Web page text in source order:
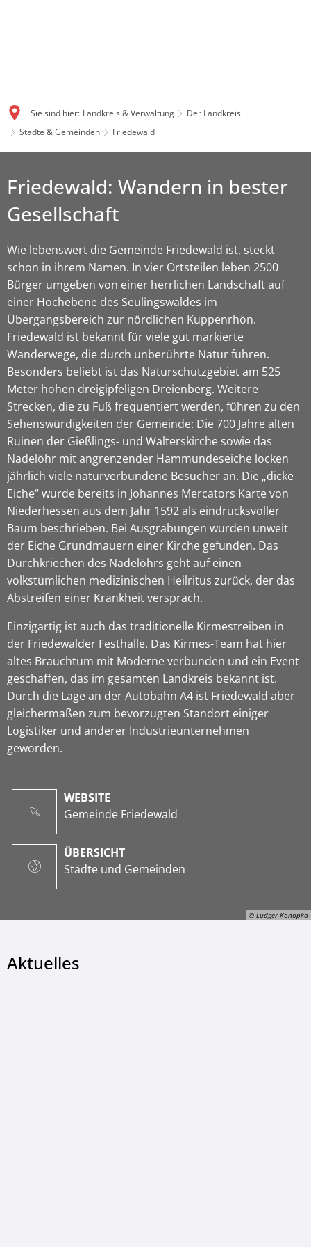
Sie sind hier: Landkreis & Verwaltung
Der Landkreis
Städte & Gemeinden
Friedewald
© Ludger Konopka
Friedewald: Wandern in bester
Gesellschaft
Wie lebenswert die Gemeinde Friedewald ist, steckt
schon in ihrem Namen. In vier Ortsteilen leben 2500
Bürger umgeben von einer herrlichen Landschaft auf
einer Hochebene des Seulingswaldes im
Übergangsbereich zur nördlichen Kuppenrhön.
Friedewald ist bekannt für viele gut markierte
Wanderwege, die durch unberührte Natur führen.
Besonders beliebt ist das Naturschutzgebiet am 525
Meter hohen dreigipfeligen Dreienberg. Weitere
Strecken, die zu Fuß frequentiert werden, führen zu den
Sehenswürdigkeiten der Gemeinde: Die 700 Jahre alten
Ruinen der Gießlings- und Walterskirche sowie das
Nadelöhr mit angrenzender Hammundeseiche locken
jährlich viele naturverbundene Besucher an. Die „dicke
Eiche“ wurde bereits in Johannes Mercators Karte von
Niederhessen aus dem Jahr 1592 als eindrucksvoller
Baum beschrieben. Bei Ausgrabungen wurden unweit
der Eiche Grundmauern einer Kirche gefunden. Das
Durchkriechen des Nadelöhrs geht auf einen
volkstümlichen medizinischen Heilritus zurück, der das
Abstreifen einer Krankheit versprach.
Einzigartig ist auch das traditionelle Kirmestreiben in
der Friedewalder Festhalle. Das Kirmes-Team hat hier
altes Brauchtum mit Moderne verbunden und ein Event
geschaffen, das im gesamten Landkreis bekannt ist.
Durch die Lage an der Autobahn A4 ist Friedewald aber
gleichermaßen zum bevorzugten Standort einiger
Logistiker und anderer Industrieunternehmen
geworden.
WEBSITE
Gemeinde Friedewald
ÜBERSICHT
Städte und Gemeinden
Aktuelles